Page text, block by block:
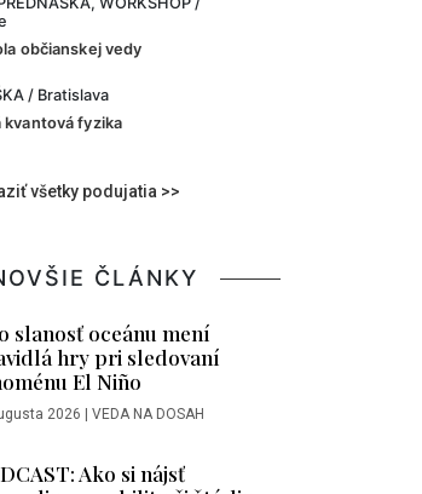
občianskej vedy
/ Bratislava
kvantová fyzika
všetky podujatia >>
ČLÁNKY
slanosť oceánu mení
hry pri sledovaní
El Niño
2026 | VEDA NA DOSAH
Ako si nájsť